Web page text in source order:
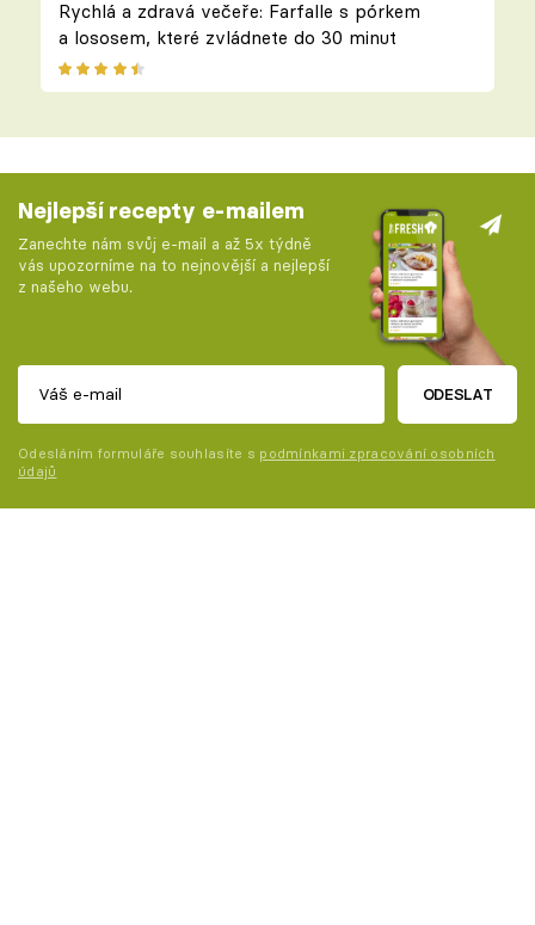
Rychlá a zdravá večeře: Farfalle s pórkem
a lososem, které zvládnete do 30 minut
Nejlepší recepty e-mailem
Zanechte nám svůj e-mail a až 5x týdně
vás upozorníme na to nejnovější a nejlepší
z našeho webu.
ODESLAT
Odesláním formuláře souhlasíte s podmínkami zpracování osobních
údajů